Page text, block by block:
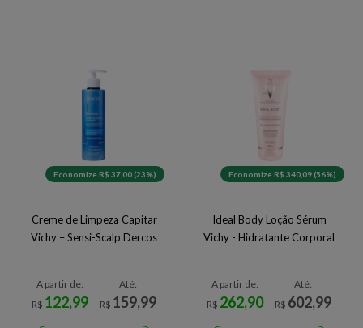
Economize R$ 37,00 (23%)
Creme de Limpeza Capitar
Vichy – Sensi-Scalp Dercos
A partir de:
R$ 122,99
Até:
R$ 159,99
Economize R$ 340,09 (56%)
Ideal Body Loção Sérum
Vichy - Hidratante Corporal
A partir de:
R$ 262,90
Até:
R$ 602,99